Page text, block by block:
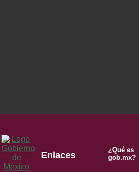
Enlaces
¿Qué es
gob.mx?